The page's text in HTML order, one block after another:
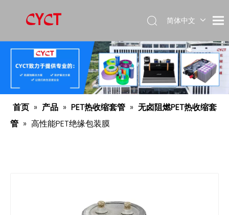
简体中文
English
首页 » 产品 » PET热收缩套管 » 无卤阻燃PET热收缩套
管 » 高性能PET绝缘包装膜